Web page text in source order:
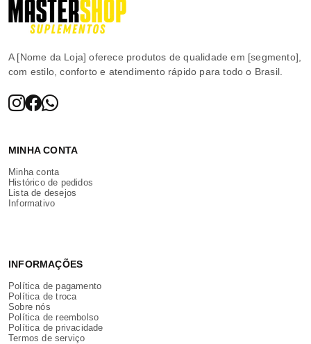
A [Nome da Loja] oferece produtos de qualidade em [segmento],
com estilo, conforto e atendimento rápido para todo o Brasil.
MINHA CONTA
Minha conta
Histórico de pedidos
Lista de desejos
Informativo
INFORMAÇÕES
Política de pagamento
Política de troca
Sobre nós
Política de reembolso
Política de privacidade
Termos de serviço